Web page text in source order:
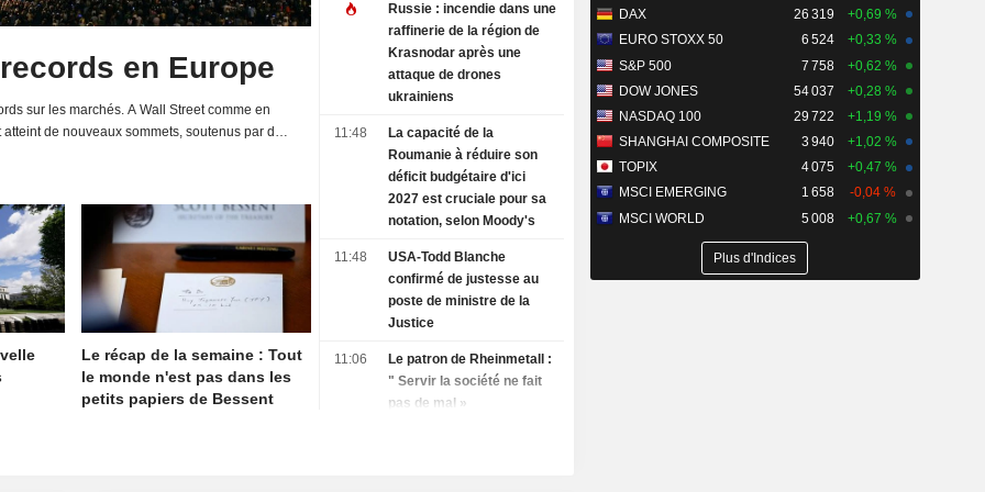
en Europe
sur les marchés. A Wall Street comme en
de nouveaux sommets, soutenus par de
Le récap de la semaine : Tout
le monde n'est pas dans les
petits papiers de Bessent
Russie : incendie dans une
raffinerie de la région de
Krasnodar après une
attaque de drones
ukrainiens
11:48
La capacité de la
Roumanie à réduire son
déficit budgétaire d'ici
2027 est cruciale pour sa
notation, selon Moody's
11:48
USA-Todd Blanche
confirmé de justesse au
poste de ministre de la
Justice
11:06
Le patron de Rheinmetall :
" Servir la société ne fait
pas de mal »
DAX
26 319
+0,69 %
EURO STOXX 50
6 524
+0,33 %
S&P 500
7 758
+0,62 %
DOW JONES
54 037
+0,28 %
NASDAQ 100
29 722
+1,19 %
SHANGHAI COMPOSITE
3 940
+1,02 %
TOPIX
4 075
+0,47 %
MSCI EMERGING
1 658
-0,04 %
MSCI WORLD
5 008 +0,67 %
Plus d'Indices